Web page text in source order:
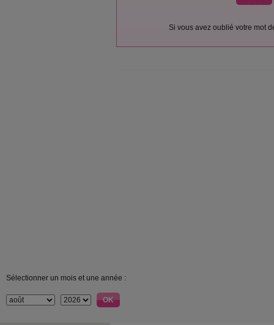
Si vous avez oublié votre mot
Sélectionner un mois et une année :